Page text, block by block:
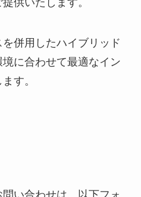
供いたします。
併用したハイブリッド
に合わせて最適なイン
す。
い合わせは、以下フォ